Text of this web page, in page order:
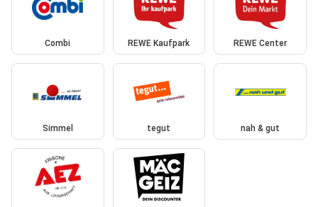
Combi REWE Kaufpark REWE Center
Simmel tegut nah & gut